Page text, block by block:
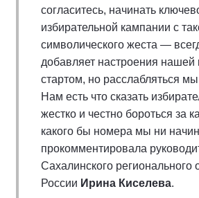
согласитесь, начинать
избирательной кампании с
символического жеста —
добавляет настроения нашей
стартом, но расслабляться
Нам есть что сказать
жестко и честно бороться за
какого бы номера мы ни
прокомментировала
Сахалинского регионального
России Ирина Киселева.